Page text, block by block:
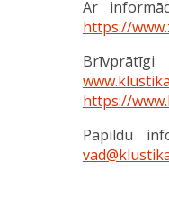
Ar
https://
https://
Papildu